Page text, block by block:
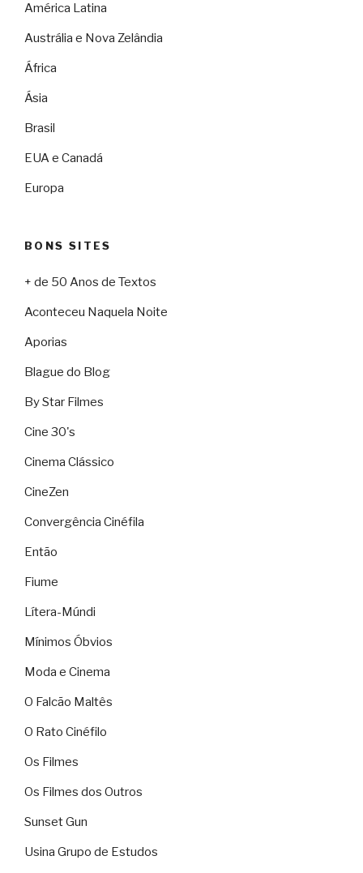
América Latina
Austrália e Nova Zelândia
África
Ásia
Brasil
EUA e Canadá
Europa
BONS SITES
+ de 50 Anos de Textos
Aconteceu Naquela Noite
Aporias
Blague do Blog
By Star Filmes
Cine 30's
Cinema Clássico
CineZen
Convergência Cinéfila
Então
Fiume
Lítera-Múndi
Mínimos Óbvios
Moda e Cinema
O Falcão Maltês
O Rato Cinéfilo
Os Filmes
Os Filmes dos Outros
Sunset Gun
Usina Grupo de Estudos